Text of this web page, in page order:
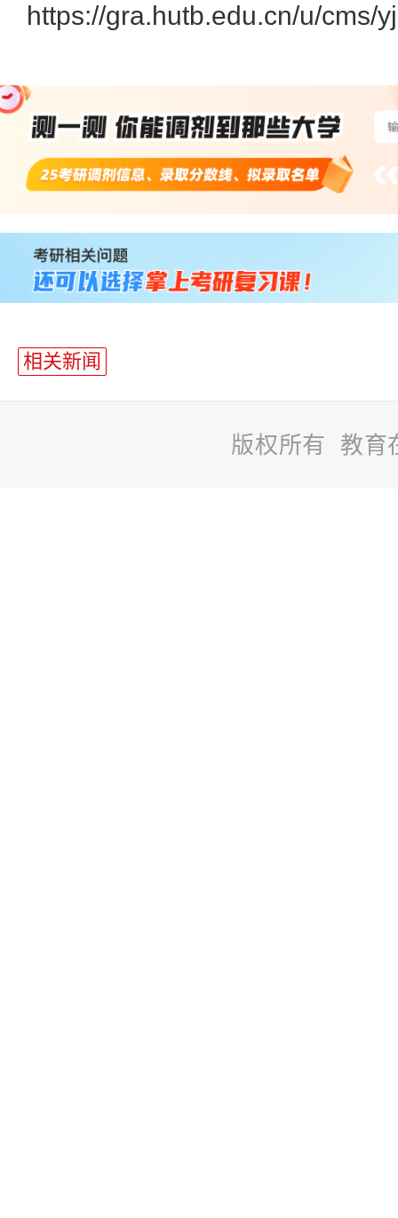
https://gra.hutb.edu.cn/u/cms/
相关新闻
版权所有 教育